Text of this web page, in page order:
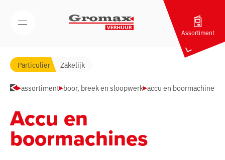
Open/Sluit mobiel menu
Assortiment
Particulier Zakelijk
assortiment boor, breek en sloopwerk accu en boormachines
Accu en
boormachines